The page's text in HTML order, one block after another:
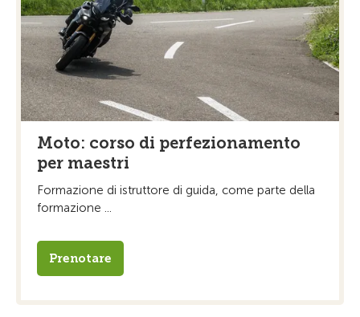
Moto: corso di perfezionamento
per maestri
Formazione di istruttore di guida, come parte della
formazione ...
Prenotare